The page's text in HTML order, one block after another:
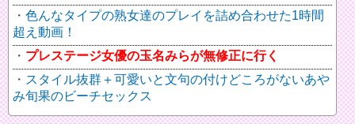
色んなタイプの熟女達のプレイを詰め合わせた1時間
超え動画！
プレステージ女優の玉名みらが無修正に行く
スタイル抜群＋可愛いと文句の付けどころがないあや
み旬果のビーチセックス